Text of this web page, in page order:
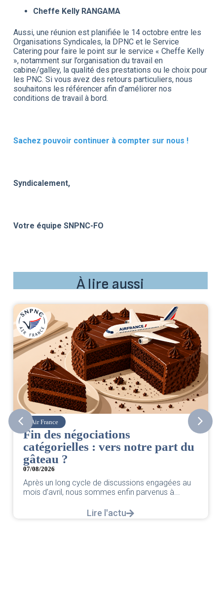
Cheffe Kelly RANGAMA
Aussi, une réunion est planifiée le 14 octobre entre les
Organisations Syndicales, la DPNC et le Service
Catering pour faire le point sur le service « Cheffe Kelly
», notamment sur l’organisation du travail en
cabine/galley, la qualité des prestations ou le choix pour
les PNC. Si vous avez des retours particuliers, nous
souhaitons les référencer afin d’améliorer nos
conditions de travail à bord.
Sachez pouvoir continuer à compter sur nous !
Syndicalement,
Votre équipe SNPNC-FO
À lire aussi
du
au
CSE. Juillet 2026
06/08/2026 ACCÈS RESTREINT
Retrouvez le compte rendu du CSE de juillet
Lire l'actu